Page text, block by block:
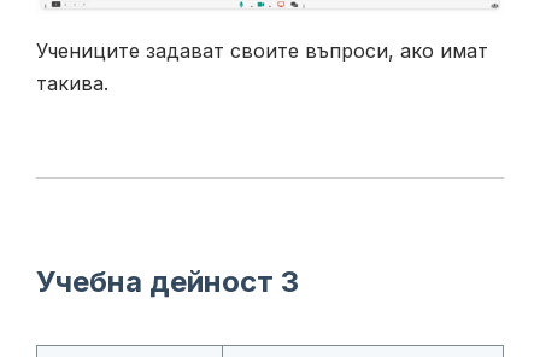
Учениците задават своите въпроси, ако имат
такива.
Учебна дейност 3